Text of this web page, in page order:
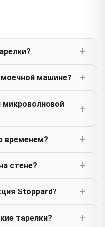
машине?
микроволновой
временем?
стене?
Stoppard?
тарелки?